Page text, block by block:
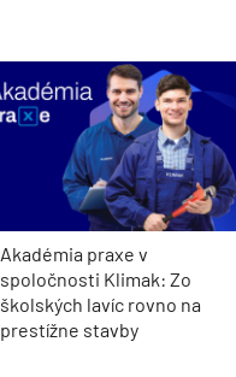
Akadémia praxe v
spoločnosti Klimak: Zo
školských lavíc rovno na
prestížne stavby